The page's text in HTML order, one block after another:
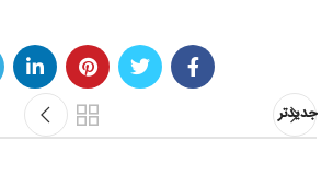
جدیدتر